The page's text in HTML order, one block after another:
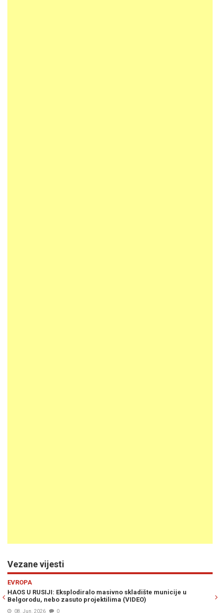
Vezane vijesti
skladište municije u
(VIDEO)
ULTIMATUM IZ KREMLJA: Moskva
Armenije – savez je pred pucanjem